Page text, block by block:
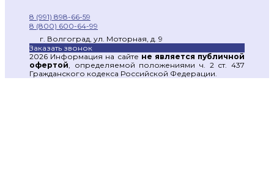
8 (991) 898-66-59
8 (800) 600-64-99
г. Волгоград, ул. Моторная, д. 9
Заказать звонок
2026 Информация на сайте не является публичной
офертой , определяемой положениями ч. 2 ст. 437
Гражданского кодекса Российской Федерации.